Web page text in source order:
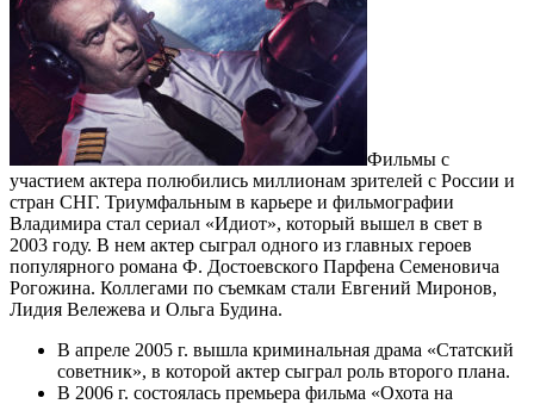
Фильмы с
участием актера полюбились миллионам зрителей с России и
стран СНГ. Триумфальным в карьере и фильмографии
Владимира стал сериал «Идиот», который вышел в свет в
2003 году. В нем актер сыграл одного из главных героев
популярного романа Ф. Достоевского Парфена Семеновича
Рогожина. Коллегами по съемкам стали Евгений Миронов,
Лидия Вележева и Ольга Будина.
В апреле 2005 г. вышла криминальная драма «Статский
советник», в которой актер сыграл роль второго плана.
В 2006 г. состоялась премьера фильма «Охота на